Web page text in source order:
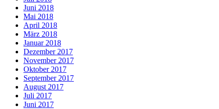
Juni 2018
Mai 2018
April 2018
März 2018
Januar 2018
Dezember 2017
November 2017
Oktober 2017
September 2017
August 2017
Juli 2017
Juni 2017